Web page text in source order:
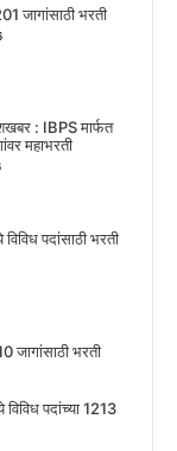
जागांसाठी भरती
: IBPS मार्फत
महाभरती
पदांसाठी भरती
जागांसाठी भरती
पदांच्या 1213